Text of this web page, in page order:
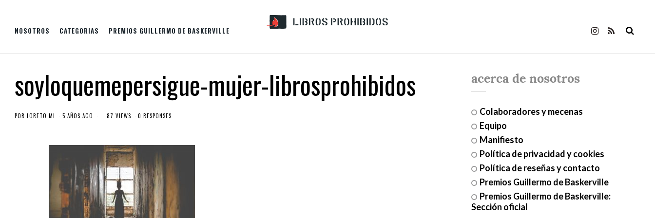
NOSOTROS CATEGORIAS PREMIOS GUILLERMO DE BASKERVILLE
soyloquemepersigue-mujer-librosprohibidos
POR LORETO ML 5 AÑOS AGO 87 VIEWS 0 RESPONSES
acerca de nosotros
Colaboradores y mecenas
Equipo
Manifiesto
Política de privacidad y cookies
Política de reseñas y contacto
Premios Guillermo de Baskerville
Premios Guillermo de Baskerville:
Sección oficial